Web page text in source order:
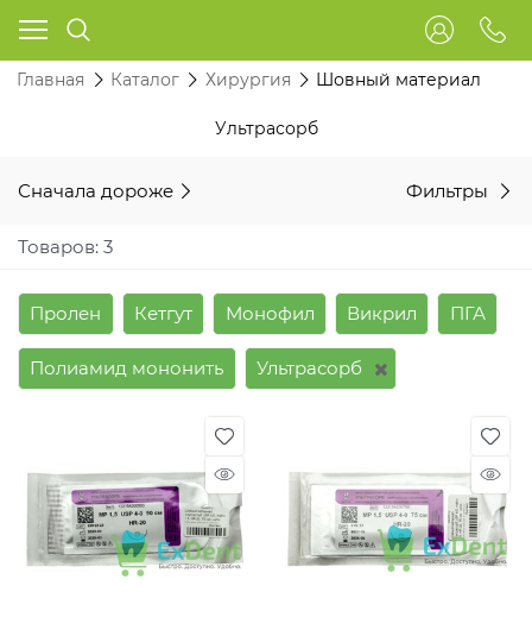
Главная Каталог Хирургия Шовный материал
Ультрасорб
Сначала дороже Фильтры
Товаров: 3
Пролен Кетгут Монофил Викрил ПГА
Полиамид мононить Ультрасорб